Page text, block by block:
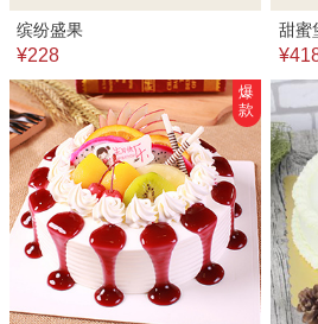
缤纷盛果
¥228
甜蜜
爆
款